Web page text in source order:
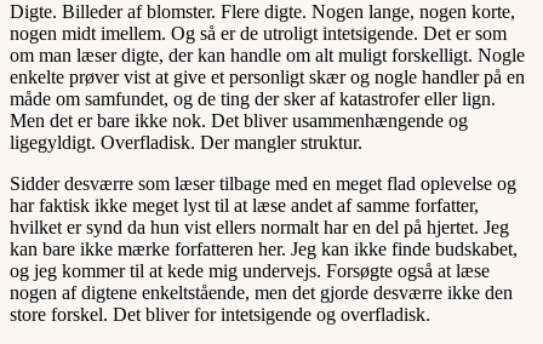
Digte. Billeder af blomster. Flere digte. Nogen lange, nogen korte,
nogen midt imellem. Og så er de utroligt intetsigende. Det er som
om man læser digte, der kan handle om alt muligt forskelligt. Nogle
enkelte prøver vist at give et personligt skær og nogle handler på en
måde om samfundet, og de ting der sker af katastrofer eller lign.
Men det er bare ikke nok. Det bliver usammenhængende og
ligegyldigt. Overfladisk. Der mangler struktur.
Sidder desværre som læser tilbage med en meget flad oplevelse og
har faktisk ikke meget lyst til at læse andet af samme forfatter,
hvilket er synd da hun vist ellers normalt har en del på hjertet. Jeg
kan bare ikke mærke forfatteren her. Jeg kan ikke finde budskabet,
og jeg kommer til at kede mig undervejs. Forsøgte også at læse
nogen af digtene enkeltstående, men det gjorde desværre ikke den
store forskel. Det bliver for intetsigende og overfladisk.